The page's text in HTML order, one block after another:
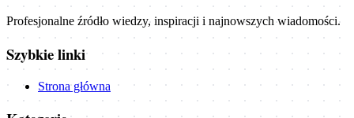
Profesjonalne źródło wiedzy, inspiracji i najnowszych wiadomości.
Szybkie linki
Strona główna